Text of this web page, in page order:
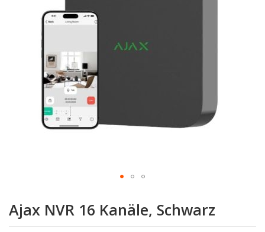
Anfang
der
Bildgalerie
Ajax NVR 16 Kanäle, Schwarz